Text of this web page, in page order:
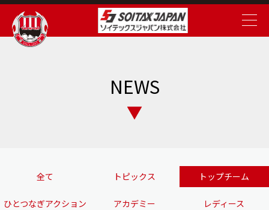
NEWS
全て トピックス トップチーム
ひとつなぎアクション アカデミー レディース